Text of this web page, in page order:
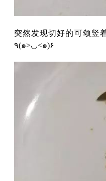
突然发现切好的可颂竖
٩(๑>◡<๑)۶